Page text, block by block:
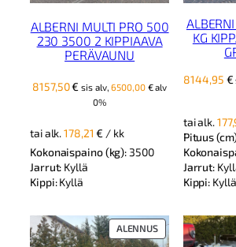
ALBERNI MULTI PRO 500
230 3500 2 KIPPIAAVA
PERÄVAUNU
8157,50€ sis alv,6500,00 €alv
0%
tai alk.178,21€ / kk
Kokonaispaino (kg): 3500
Jarrut: Kyllä
Kippi:Kyllä
KG
8144,95 €
tai alk.
Pituus
Jarrut:
Kippi: Kyllä
ALENNUSTUOTE
ALENNUKSESSA